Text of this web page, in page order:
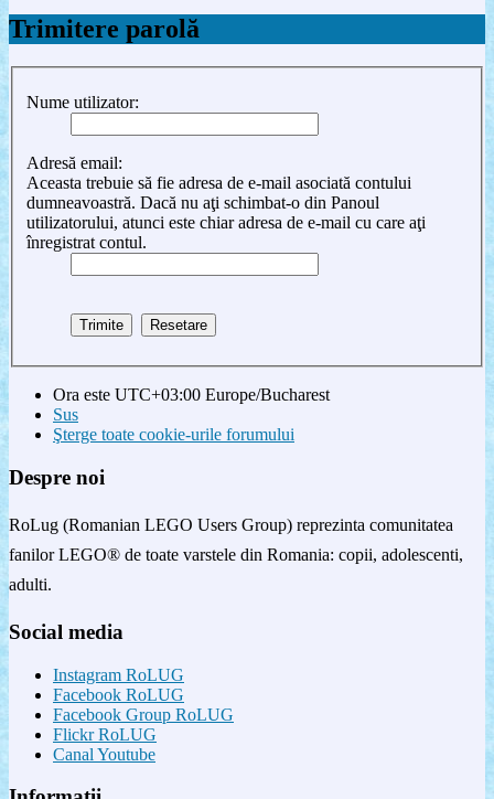
Trimitere parolă
Nume utilizator:
Adresă email:
Aceasta trebuie să fie adresa de e-mail asociată contului
dumneavoastră. Dacă nu aţi schimbat-o din Panoul
utilizatorului, atunci este chiar adresa de e-mail cu care aţi
înregistrat contul.
Ora este UTC+03:00 Europe/Bucharest
Sus
Şterge toate cookie-urile forumului
Despre noi
RoLug (Romanian LEGO Users Group) reprezinta comunitatea
fanilor LEGO® de toate varstele din Romania: copii, adolescenti,
adulti.
Social media
Instagram RoLUG
Facebook RoLUG
Facebook Group RoLUG
Flickr RoLUG
Canal Youtube